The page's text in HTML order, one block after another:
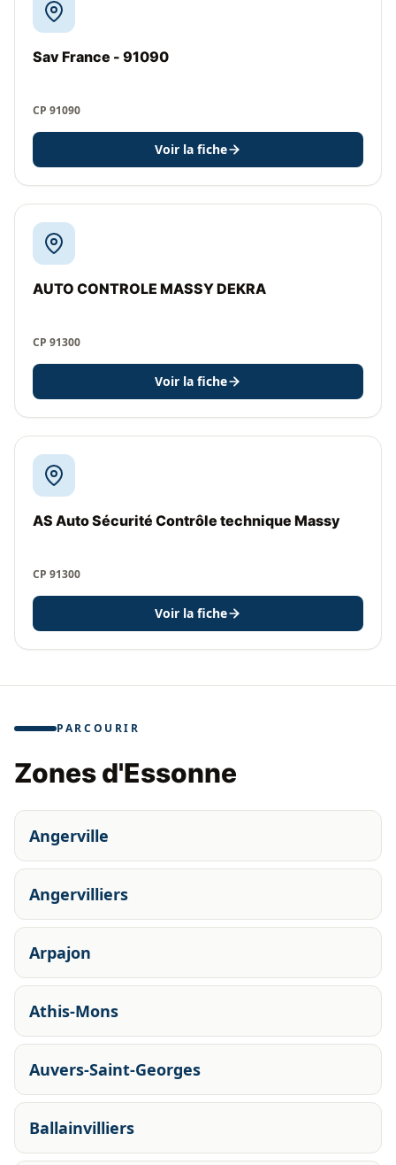
Sav France - 91090
CP 91090
Voir la fiche
AUTO CONTROLE MASSY DEKRA
CP 91300
Voir la fiche
AS Auto Sécurité Contrôle technique Massy
CP 91300
Voir la fiche
PARCOURIR
Zones d'Essonne
Angerville
Angervilliers
Arpajon
Athis-Mons
Auvers-Saint-Georges
Ballainvilliers